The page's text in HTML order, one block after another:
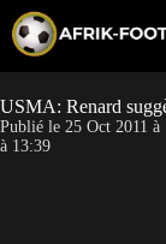
p
t
o
c
USMA: Renard
Publié le 25 Oct 2011 à
à 13:39